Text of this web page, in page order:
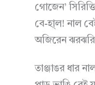
গোজেন’
বে-হা্ল! নাল
অজিরেন ঝরঝরি
তাঞ্জাঙর ধার